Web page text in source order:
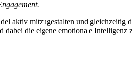
aktiv mitzugestalten und gleichzeitig
dabei die eigene emotionale Intelligenz